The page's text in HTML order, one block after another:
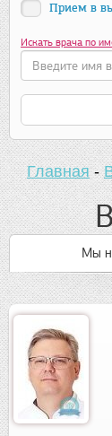
Самара
Прием в
Искать врача по
Главная-
Мы